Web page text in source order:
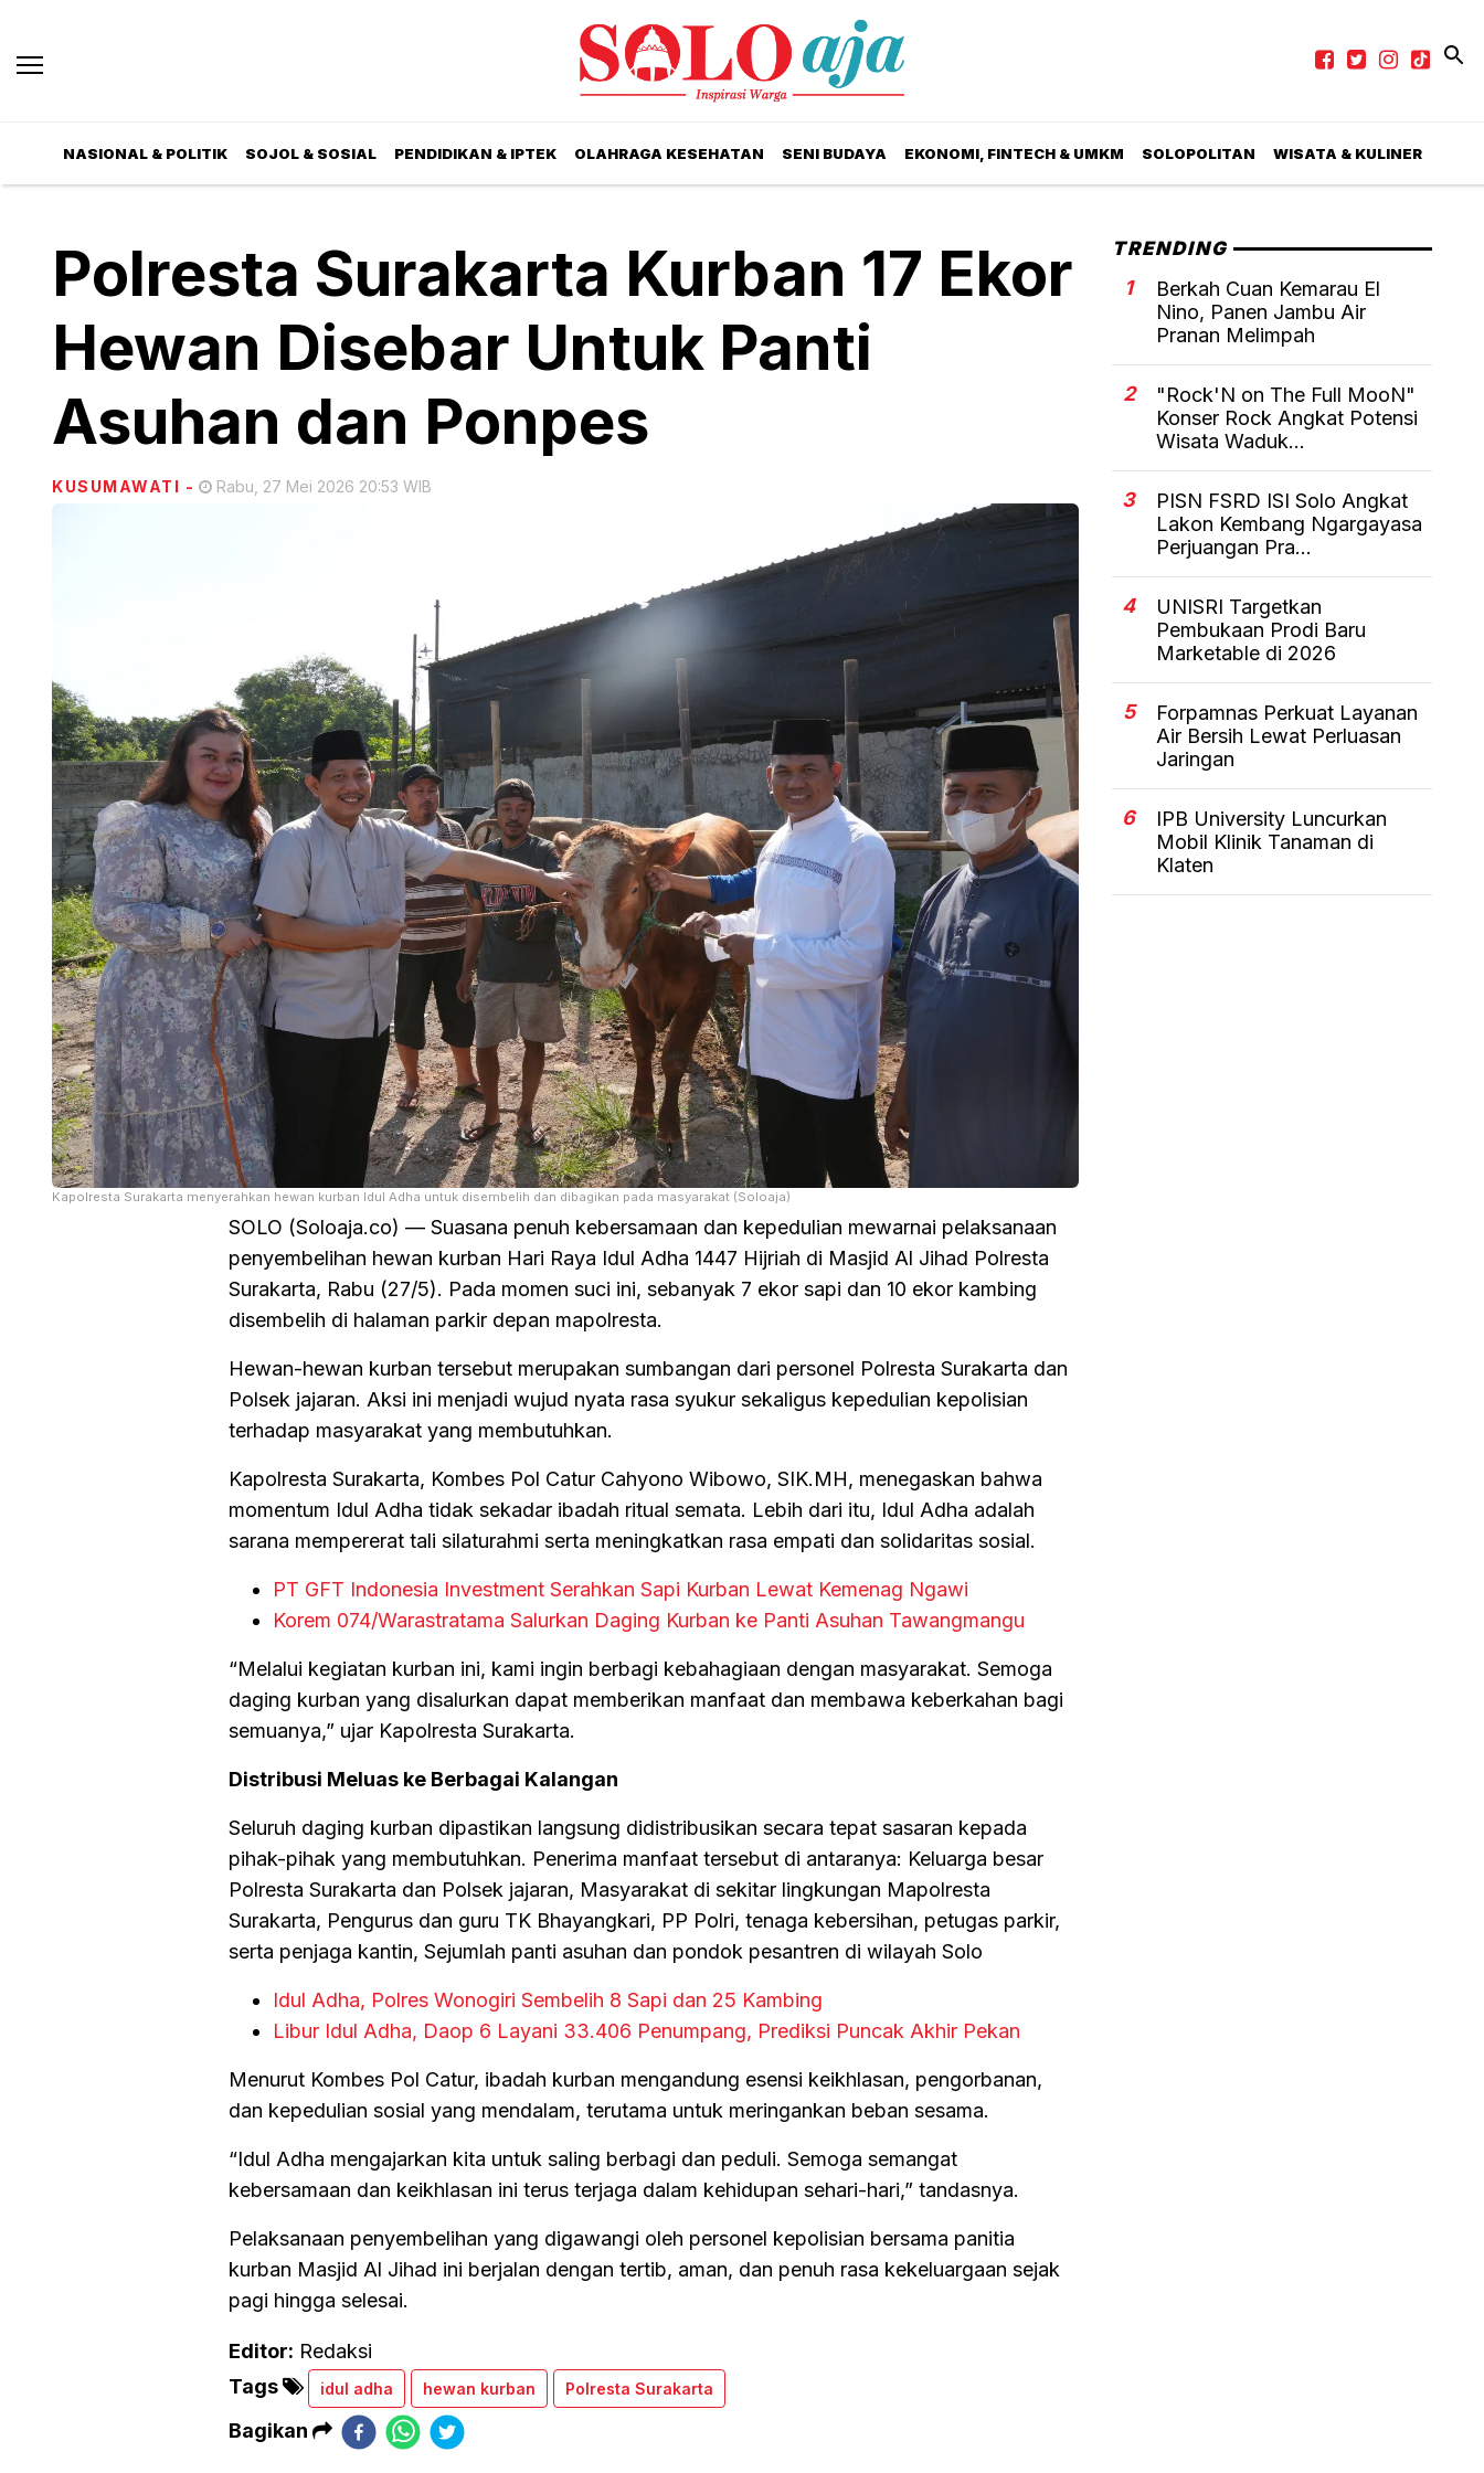
NASIONAL & POLITIK SOJOL & SOSIAL PENDIDIKAN & IPTEK OLAHRAGA KESEHATAN SENI BUDAYA EKONOMI, FINTECH & UMKM SOLOPOLITAN WISATA & KULINER
Polresta Surakarta Kurban 17 Ekor
Hewan Disebar Untuk Panti
Asuhan dan Ponpes
KUSUMAWATI - Rabu, 27 Mei 2026 20:53 WIB
Kapolresta Surakarta menyerahkan hewan kurban Idul Adha untuk disembelih dan dibagikan pada masyarakat (Soloaja)
SOLO (Soloaja.co) — Suasana penuh kebersamaan dan kepedulian mewarnai pelaksanaan
penyembelihan hewan kurban Hari Raya Idul Adha 1447 Hijriah di Masjid Al Jihad Polresta
Surakarta, Rabu (27/5). Pada momen suci ini, sebanyak 7 ekor sapi dan 10 ekor kambing
disembelih di halaman parkir depan mapolresta.
Hewan-hewan kurban tersebut merupakan sumbangan dari personel Polresta Surakarta dan
Polsek jajaran. Aksi ini menjadi wujud nyata rasa syukur sekaligus kepedulian kepolisian
terhadap masyarakat yang membutuhkan.
Kapolresta Surakarta, Kombes Pol Catur Cahyono Wibowo, SIK.MH, menegaskan bahwa
momentum Idul Adha tidak sekadar ibadah ritual semata. Lebih dari itu, Idul Adha adalah
sarana mempererat tali silaturahmi serta meningkatkan rasa empati dan solidaritas sosial.
PT GFT Indonesia Investment Serahkan Sapi Kurban Lewat Kemenag Ngawi
Korem 074/Warastratama Salurkan Daging Kurban ke Panti Asuhan Tawangmangu
“Melalui kegiatan kurban ini, kami ingin berbagi kebahagiaan dengan masyarakat. Semoga
daging kurban yang disalurkan dapat memberikan manfaat dan membawa keberkahan bagi
semuanya,” ujar Kapolresta Surakarta.
Distribusi Meluas ke Berbagai Kalangan
Seluruh daging kurban dipastikan langsung didistribusikan secara tepat sasaran kepada
pihak-pihak yang membutuhkan. Penerima manfaat tersebut di antaranya: Keluarga besar
Polresta Surakarta dan Polsek jajaran, Masyarakat di sekitar lingkungan Mapolresta
Surakarta, Pengurus dan guru TK Bhayangkari, PP Polri, tenaga kebersihan, petugas parkir,
serta penjaga kantin, Sejumlah panti asuhan dan pondok pesantren di wilayah Solo
Idul Adha, Polres Wonogiri Sembelih 8 Sapi dan 25 Kambing
Libur Idul Adha, Daop 6 Layani 33.406 Penumpang, Prediksi Puncak Akhir Pekan
Menurut Kombes Pol Catur, ibadah kurban mengandung esensi keikhlasan, pengorbanan,
dan kepedulian sosial yang mendalam, terutama untuk meringankan beban sesama.
“Idul Adha mengajarkan kita untuk saling berbagi dan peduli. Semoga semangat
kebersamaan dan keikhlasan ini terus terjaga dalam kehidupan sehari-hari,” tandasnya.
Pelaksanaan penyembelihan yang digawangi oleh personel kepolisian bersama panitia
kurban Masjid Al Jihad ini berjalan dengan tertib, aman, dan penuh rasa kekeluargaan sejak
pagi hingga selesai.
Editor: Redaksi
Tags
idul adha hewan kurban Polresta Surakarta
Bagikan
TRENDING
1
Berkah Cuan Kemarau El
Nino, Panen Jambu Air
Pranan Melimpah
2
"Rock'N on The Full MooN"
Konser Rock Angkat Potensi
Wisata Waduk...
3
PISN FSRD ISI Solo Angkat
Lakon Kembang Ngargayasa
Perjuangan Pra...
4
UNISRI Targetkan
Pembukaan Prodi Baru
Marketable di 2026
5
Forpamnas Perkuat Layanan
Air Bersih Lewat Perluasan
Jaringan
6
IPB University Luncurkan
Mobil Klinik Tanaman di
Klaten